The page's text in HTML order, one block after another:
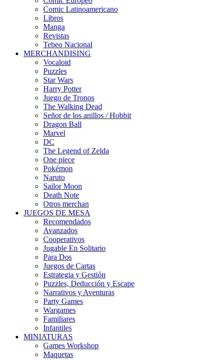
Comic Latinoamericano
Libros
Manga
Revistas
Tebeo Nacional
MERCHANDISING
Vocaloid
Puzzles
Star Wars
Harry Potter
Juego de Tronos
The Walking Dead
Señor de los anillos / Hobbit
Dragon Ball
Marvel
DC
The Legend of Zelda
One piece
Pokémon
Naruto
Sailor Moon
Death Note
Otros merchan
JUEGOS DE MESA
Recomendados
Avanzados
Cooperativos
Jugable En Solitario
Para Dos
Juegos de Cartas
Estrategia y Gestión
Puzzles, Deducción y Escape
Narrativos y Aventuras
Party Games
Wargames
Familiares
Infantiles
MINIATURAS
Games Workshop
Maquetas